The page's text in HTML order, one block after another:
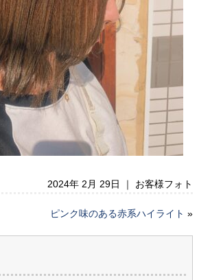
2024年 2月 29日 ｜ お客様フォト
ピンク味のある赤系ハイライト »